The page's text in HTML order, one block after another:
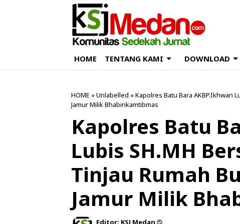
HOME TENTANG KAMI DOWNLOAD
HOME » Unlabelled » Kapolres Batu Bara AKBP.Ikhwan
Jamur Milik Bhabinkamtibmas
Kapolres Batu
Lubis SH.MH
Tinjau Rumah
Jamur Milik
Editor: KSJ Medan